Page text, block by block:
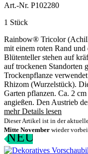
Art.-Nr. P102280
1 Stück
Rainbow® Tricolor
mit einem roten Rand
Blütenteller stehen auf
auf trockenen Standorten
Trockenpflanze
Rhizom (Wurzelstück).
Garten pflanzen. Ca. 2
angießen. Den Austrieb
mehr Details lesen
Dieser Artikel ist in der
Mitte November wieder vorbei.
NEU